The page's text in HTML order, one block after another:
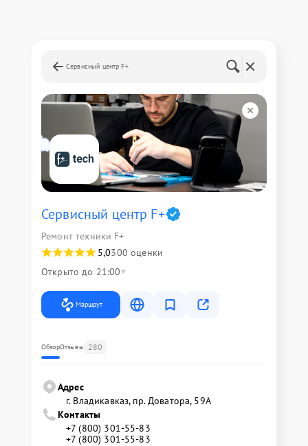
Сервисный центр F+
Сервисный центр F+
Ремонт техники F+
5,0300 оценки
Открыто до 21:00
Маршрут
ОбзорОтзывы 280
Адрес
г. Владикавказ, пр. Доватора, 59А
Контакты
+7 (800) 301-55-83
+7 (800) 301-55-83